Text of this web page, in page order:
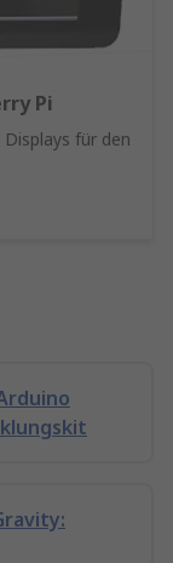
Pi
für den